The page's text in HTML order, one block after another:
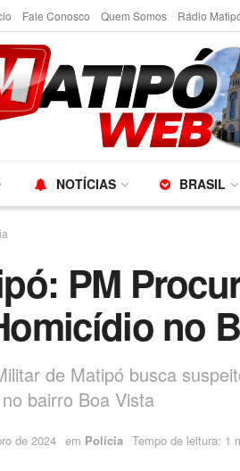
Fale Conosco Quem Somos Rádio
NOTÍCIAS BRASIL
PM
no
de Matipó busca
bairro Boa Vista
de 2024 em Polícia Tempo de leitura: 1